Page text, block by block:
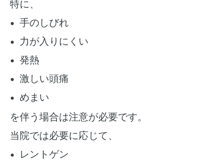
特に、
手のしびれ
力が入りにくい
発熱
激しい頭痛
めまい
を伴う場合は注意が必要です。
当院では必要に応じて、
レントゲン